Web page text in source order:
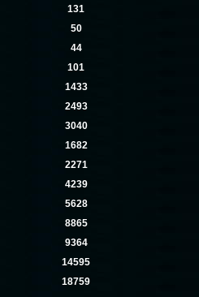
131
50
44
101
1433
2493
3040
1682
2271
4239
5628
8865
9364
14595
18759